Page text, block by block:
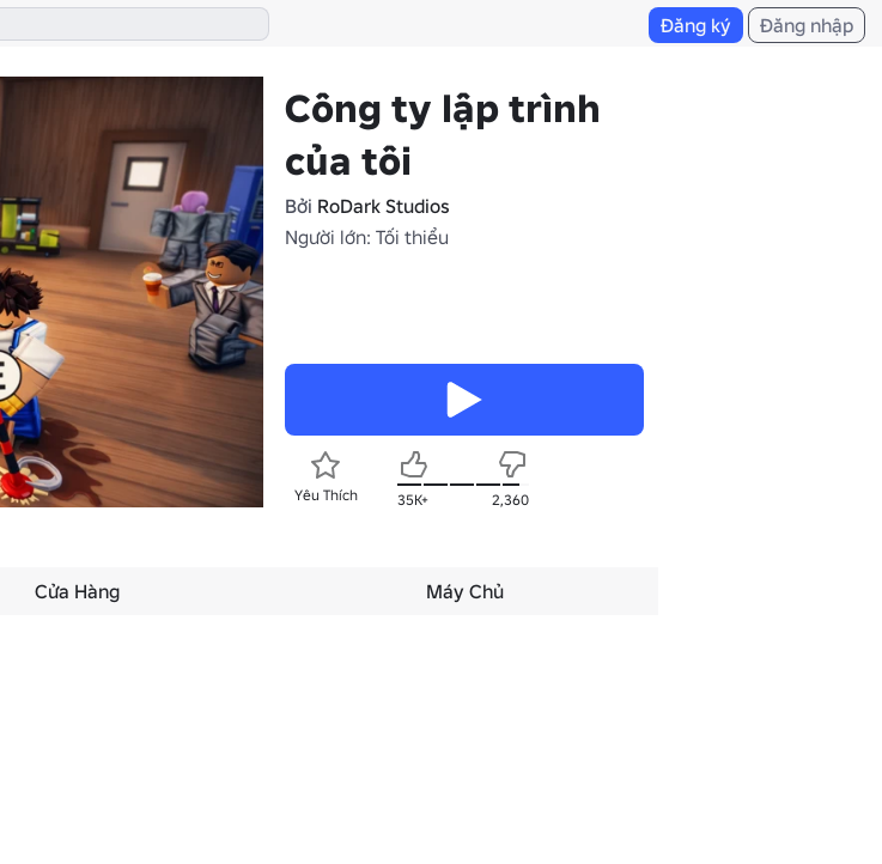
Đăng ký Đăng nhập
Công ty lập trình
của tôi
Bởi RoDark Studios
Người lớn: Tối thiểu
Yêu Thích 35K+ 2,360
Cửa Hàng Máy Chủ